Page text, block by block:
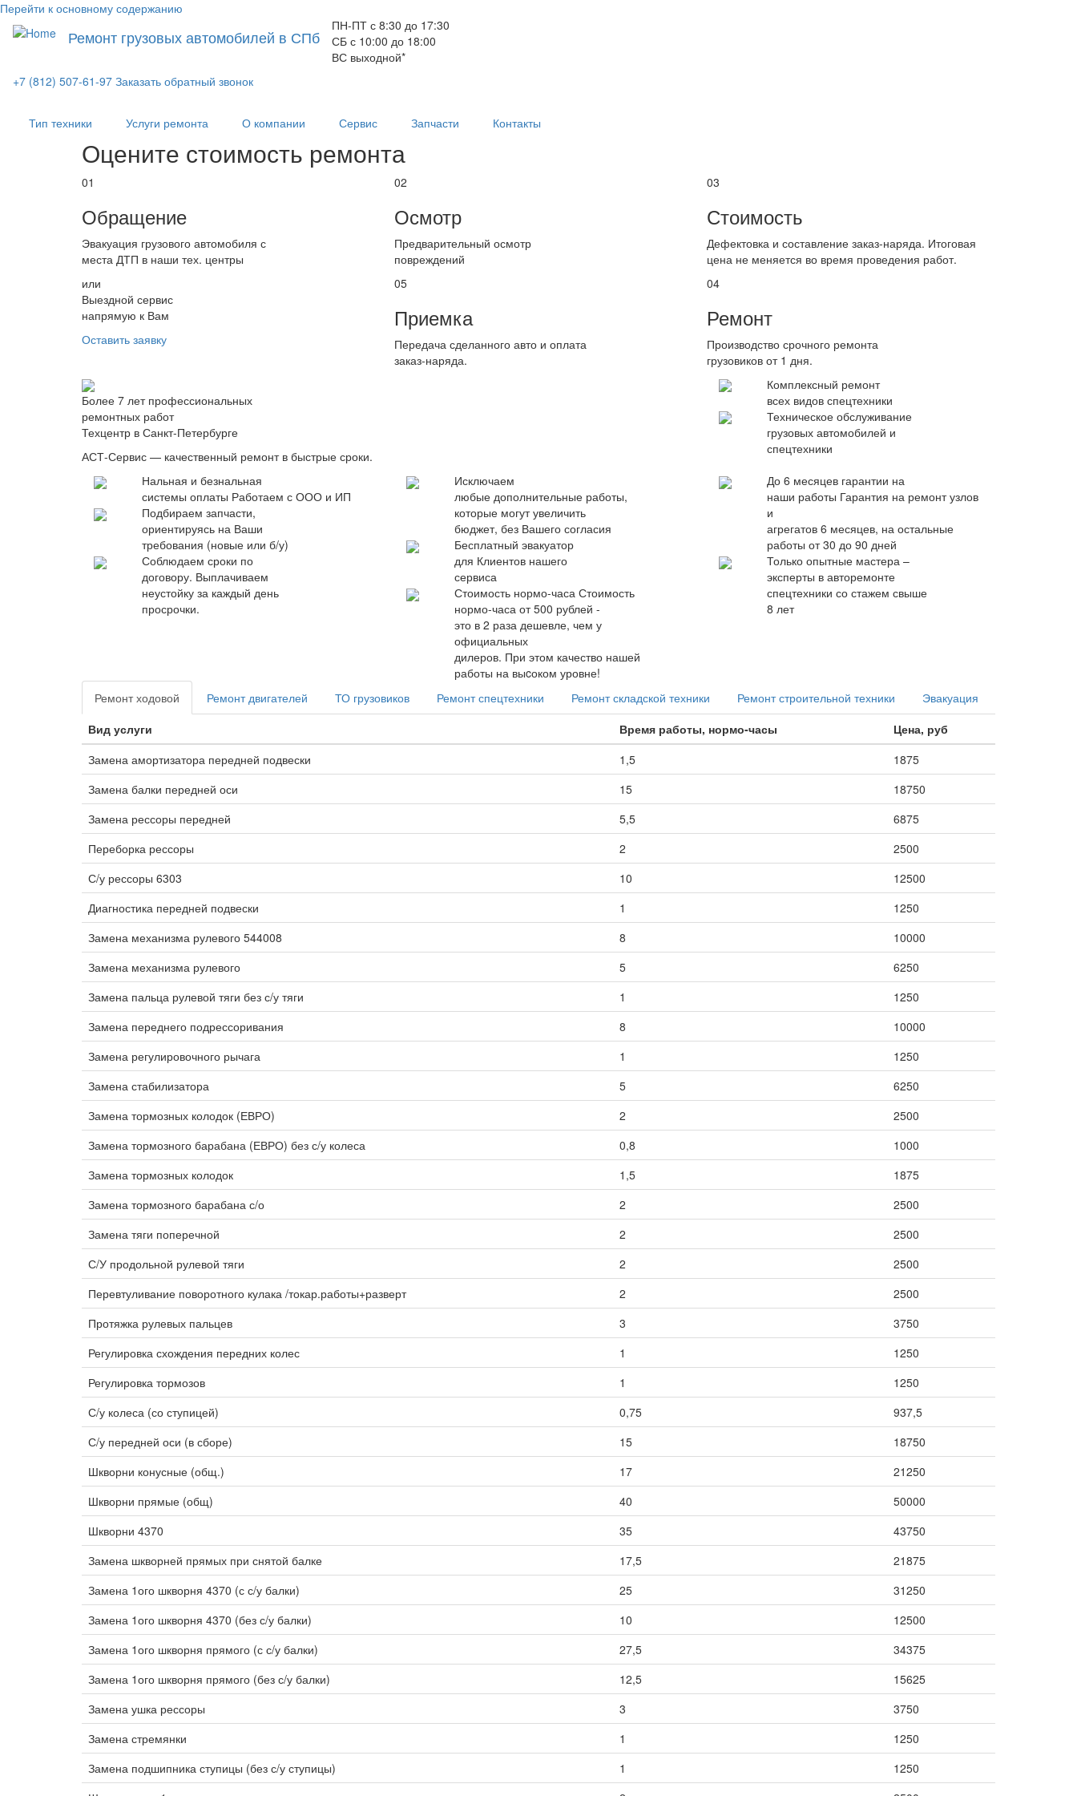
Перейти к основному содержанию
Ремонт грузовых автомобилей в СПб
ПН-ПТ с 8:30 до 17:30
СБ с 10:00 до 18:00
ВС выходной*
+7 (812) 507-61-97 Заказать обратный звонок
Тип техники Услуги ремонта О компании Сервис Запчасти Контакты
Оцените стоимость ремонта
01
Обращение
Эвакуация грузового автомобиля с
места ДТП в наши тех. центры
или
Выездной сервис
напрямую к Вам
Оставить заявку
02
Осмотр
Предварительный осмотр
повреждений
05
Приемка
Передача сделанного авто и оплата
заказ-наряда.
03
Стоимость
Дефектовка и составление заказ-наряда. Итоговая
цена не меняется во время проведения работ.
04
Ремонт
Производство срочного ремонта
грузовиков от 1 дня.
Более 7 лет профессиональных
ремонтных работ
Техцентр в Санкт-Петербурге
АСТ-Сервис — качественный ремонт в быстрые сроки.
Комплексный ремонт
всех видов спецтехники
Техническое обслуживание
грузовых автомобилей и
спецтехники
Нальная и безнальная
системы оплаты Работаем с ООО и ИП
Подбираем запчасти,
ориентируясь на Ваши
требования (новые или б/у)
Соблюдаем сроки по
договору. Выплачиваем
неустойку за каждый день
просрочки.
Исключаем
любые дополнительные работы,
которые могут увеличить
бюджет, без Вашего согласия
Бесплатный эвакуатор
для Клиентов нашего
сервиса
Стоимость нормо-часа Стоимость
нормо-часа от 500 рублей -
это в 2 раза дешевле, чем у
официальных
дилеров. При этом качество нашей
работы на выcоком уровне!
До 6 месяцев гарантии на
наши работы Гарантия на ремонт узлов
и
агрегатов 6 месяцев, на остальные
работы от 30 до 90 дней
Только опытные мастера –
эксперты в авторемонте
спецтехники со стажем свыше
8 лет
Ремонт ходовой Ремонт двигателей ТО грузовиков Ремонт спецтехники Ремонт складской техники Ремонт строительной техники
Эвакуация
Вид услуги
Время работы, нормо-часы
Цена, руб
Замена амортизатора передней подвески
1,5
1875
Замена балки передней оси
15
18750
Замена рессоры передней
5,5
6875
Переборка рессоры
2
2500
С/у рессоры 6303
10
12500
Диагностика передней подвески
1
1250
Замена механизма рулевого 544008
8
10000
Замена механизма рулевого
5
6250
Замена пальца рулевой тяги без с/у тяги
1
1250
Замена переднего подрессоривания
8
10000
Замена регулировочного рычага
1
1250
Замена стабилизатора
5
6250
Замена тормозных колодок (ЕВРО)
2
2500
Замена тормозного барабана (ЕВРО) без с/у колеса
0,8
1000
Замена тормозных колодок
1,5
1875
Замена тормозного барабана с/о
2
2500
Замена тяги поперечной
2
2500
С/У продольной рулевой тяги
2
2500
Перевтуливание поворотного кулака /токар.работы+разверт
2
2500
Протяжка рулевых пальцев
3
3750
Регулировка схождения передних колес
1
1250
Регулировка тормозов
1
1250
С/у колеса (со ступицей)
0,75
937,5
С/у передней оси (в сборе)
15
18750
Шкворни конусные (общ.)
17
21250
Шкворни прямые (общ)
40
50000
Шкворни 4370
35
43750
Замена шкворней прямых при снятой балке
17,5
21875
Замена 1ого шкворня 4370 (с с/у балки)
25
31250
Замена 1ого шкворня 4370 (без с/у балки)
10
12500
Замена 1ого шкворня прямого (с с/у балки)
27,5
34375
Замена 1ого шкворня прямого (без с/у балки)
12,5
15625
Замена ушка рессоры
3
3750
Замена стремянки
1
1250
Замена подшипника ступицы (без с/у ступицы)
1
1250